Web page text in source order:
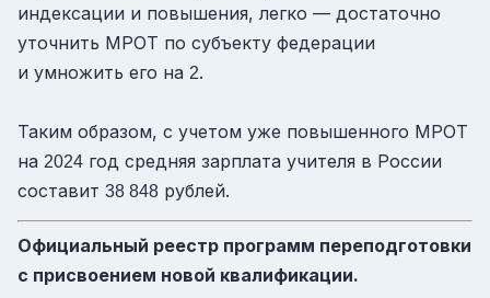
индексации и повышения, легко — достаточно
уточнить МРОТ по субъекту федерации
и умножить его на 2.
Таким образом, с учетом уже повышенного МРОТ
на 2024 год средняя зарплата учителя в России
составит 38 848 рублей.
Официальный реестр программ переподготовки
с присвоением новой квалификации.